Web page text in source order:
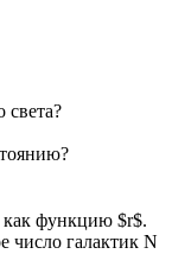
света?
как функцию $r$.
число галактик N